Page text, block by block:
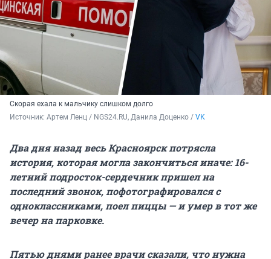
Скорая ехала к мальчику слишком долго
Источник: Артем Ленц / NGS24.RU, Данила Доценко / VK
Два дня назад весь Красноярск потрясла
история, которая могла закончиться иначе: 16-
летний подросток-сердечник пришел на
последний звонок, пофотографировался с
одноклассниками, поел пиццы — и умер в тот же
вечер на парковке.
Пятью днями ранее врачи сказали, что нужна